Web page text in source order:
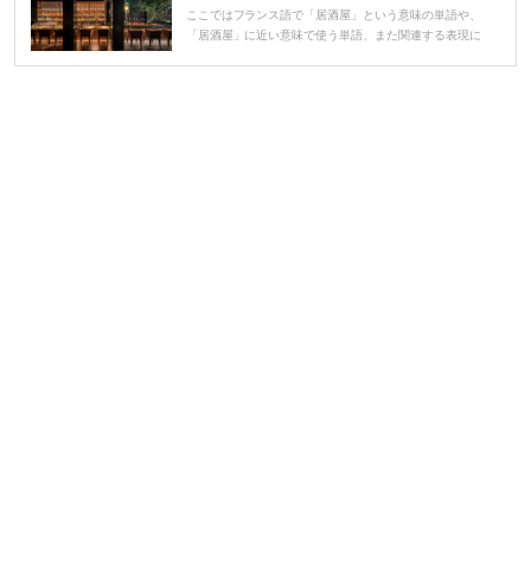
ヤ
ー
ここではフランス語で「居酒屋」という意味の単語や、
「居酒屋」に近い意味で使う単語、また関連する表現に